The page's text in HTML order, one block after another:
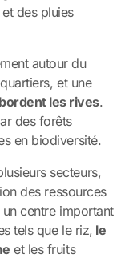
des pluies
autour du
et une
les rives.
des forêts
en biodiversité.
secteurs,
des ressources
centre important
tels que le riz, le
et les fruits